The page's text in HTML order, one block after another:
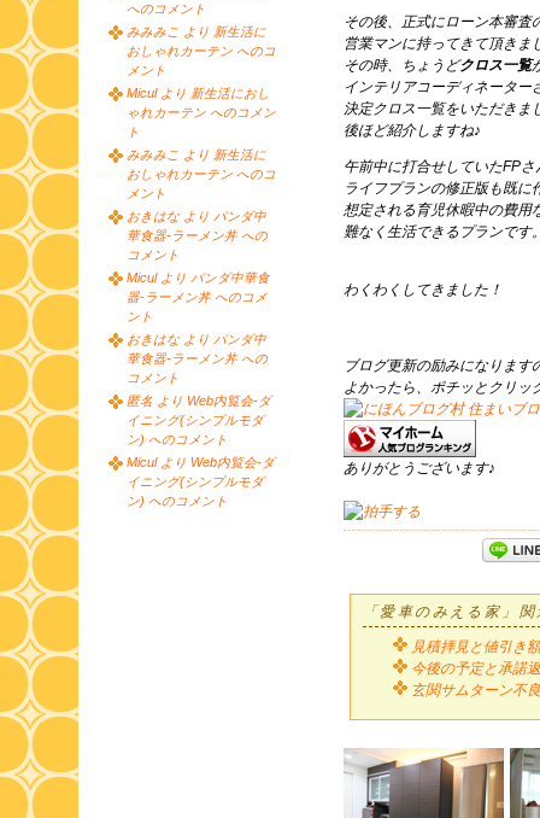
その後、正式にローン本審査
営業マンに持ってきて頂きま
その時、ちょうどクロス一覧
インテリアコーディネーター
決定クロス一覧をいただきま
後ほど紹介しますね♪
午前中に打合せしていたFPさ
ライフプランの修正版も既に
想定される育児休暇中の費用
難なく生活できるプランです
わくわくしてきました！
ブログ更新の励みになります
よかったら、ポチッとクリッ
ありがとうございます♪
「愛車のみえる家」
見積拝見と値引き
今後の予定と承諾
玄関サムターン不
へのコメント
みみみこ より 新生活に
おしゃれカーテン へのコ
メント
Micul より 新生活におし
ゃれカーテン へのコメン
ト
みみみこ より 新生活に
おしゃれカーテン へのコ
メント
おきはな より パンダ中
華食器-ラーメン丼 への
コメント
Micul より パンダ中華食
器-ラーメン丼 へのコメ
ント
おきはな より パンダ中
華食器-ラーメン丼 への
コメント
匿名 より Web内覧会-ダ
イニング(シンプルモダ
ン) へのコメント
Micul より Web内覧会-ダ
イニング(シンプルモダ
ン) へのコメント